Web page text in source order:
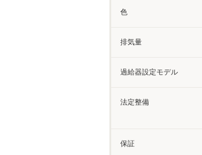
色
排気量
過給器設定モデル
法定整備
保証